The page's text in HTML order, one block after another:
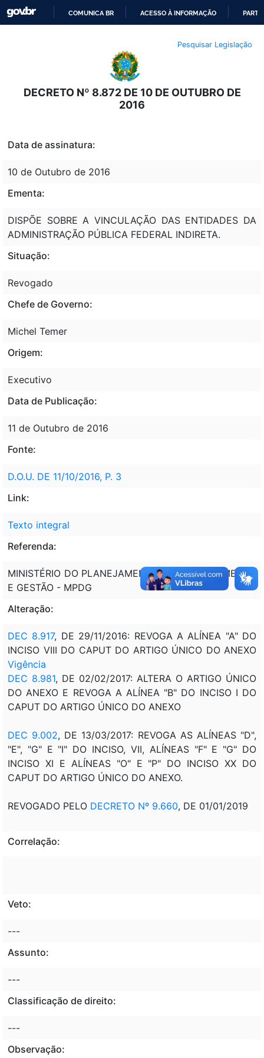
O
CONTEÚDO
COMUNICA BR ACESSO À INFORMAÇÃO
Pesquisar Legislação
DECRETO Nº 8.872 DE 10 DE OUTUBRO DE
2016
Data de assinatura:
10 de Outubro de 2016
Ementa:
DISPÕE SOBRE A VINCULAÇÃO DAS ENTIDADES DA
ADMINISTRAÇÃO PÚBLICA FEDERAL INDIRETA.
Situação:
Revogado
Chefe de Governo:
Michel Temer
Origem:
Executivo
Data de Publicação:
11 de Outubro de 2016
Fonte:
D.O.U. DE 11/10/2016, P. 3
Link:
Texto integral
Referenda:
MINISTÉRIO DO PLANEJAMENTO, DESENVOLVIMENTO
E GESTÃO - MPDG
Alteração:
DEC 8.917, DE 29/11/2016: REVOGA A ALÍNEA "A" DO
INCISO VIII DO CAPUT DO ARTIGO ÚNICO DO ANEXO
Vigência
DEC 8.981, DE 02/02/2017: ALTERA O ARTIGO ÚNICO
DO ANEXO E REVOGA A ALÍNEA "B" DO INCISO I DO
CAPUT DO ARTIGO ÚNICO DO ANEXO
DEC 9.002, DE 13/03/2017: REVOGA AS ALÍNEAS "D",
"E", "G" E "I" DO INCISO, VII, ALÍNEAS "F" E "G" DO
INCISO XI E ALÍNEAS "O" E "P" DO INCISO XX DO
CAPUT DO ARTIGO ÚNICO DO ANEXO.
REVOGADO PELO DECRETO Nº 9.660, DE 01/01/2019
Correlação:
Veto:
---
Assunto:
---
Classificação de direito:
---
Observação: